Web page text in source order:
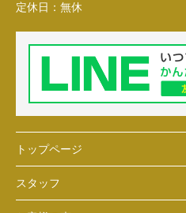
定休日： 無休
トップページ
スタッフ